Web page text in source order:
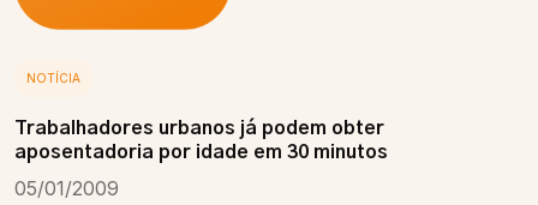
NOTÍCIA
Trabalhadores urbanos já podem obter
aposentadoria por idade em 30 minutos
05/01/2009